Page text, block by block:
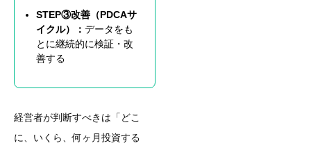
STEP③改善（PDCAサ
イクル）： データをも
とに継続的に検証・改
善する
経営者が判断すべきは「どこ
に、いくら、何ヶ月投資する